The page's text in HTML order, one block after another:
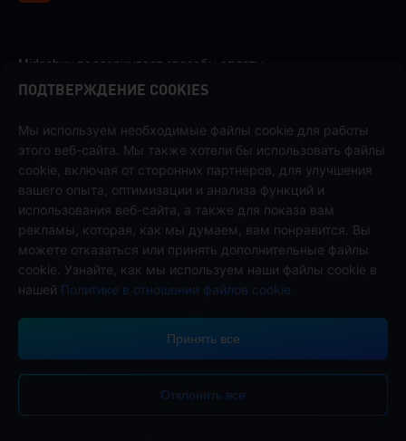
Midasbuy поддерживает способы оплаты.
Связаться с нами
Если вам нужна помощь, пожалуйста, свяжитесь с нами, щелкнув
"Служба поддержки клиентов", чтобы связаться с нами.
Обслуживание
клиентов
Условия обслуживания
Политика конфиденциальности
Политика Cookie
Предпочтение Cookies
Авторское прово © High Morale Developments Limited. Все права
ПОДТВЕРЖДЕНИЕ COOKIES
Мы используем необходимые файлы cookie для работы
этого веб-сайта. Мы также хотели бы использовать файлы
cookie, включая от сторонних партнеров, для улучшения
вашего опыта, оптимизации и анализа функций и
использования веб-сайта, а также для показа вам
рекламы, которая, как мы думаем, вам понравится. Вы
можете отказаться или принять дополнительные файлы
cookie. Узнайте, как мы используем наши файлы cookie в
нашей Политике в отношении файлов cookie
Принять все
Отклонить все